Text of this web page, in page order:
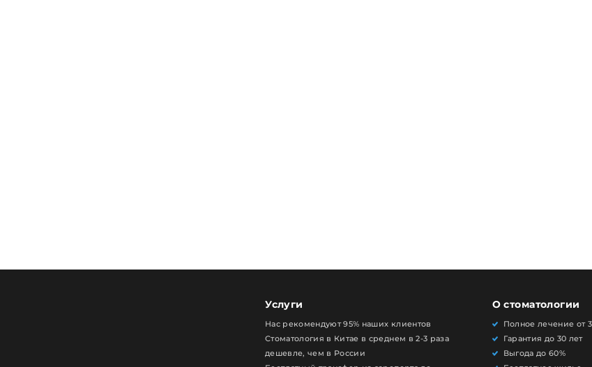
Услуги
Нас рекомендуют 95% наших клиентов
Стоматология в Китае в среднем в 2-3 раза
дешевле, чем в России
О стоматологии
Полное лечение от
Гарантия до 30 лет
Выгода до 60%